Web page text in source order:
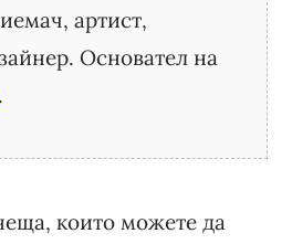
артист,
Основател на
.
които можете да